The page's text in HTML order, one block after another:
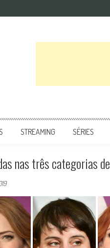
STREAMING SÉRIES
nas três categorias